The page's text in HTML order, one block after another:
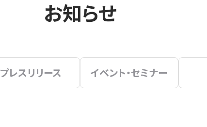
お知らせ
プレスリリース イベント・セミナー